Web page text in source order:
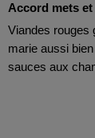
Accord mets
Viandes rouges
marie aussi
sauces aux